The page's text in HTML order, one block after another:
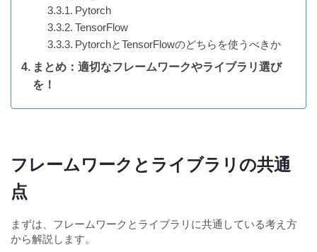
Pytorch
TensorFlow
PytorchとTensorFlowのどちらを使うべきか
まとめ：適切なフレームワークやライブラリ選び
を！
フレームワークとライブラリの共通
点
まずは、フレームワークとライブラリに共通している考え方
から解説します。